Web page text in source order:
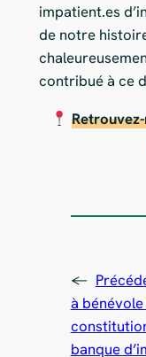
impatient.es
de notre
contribué à ce
←
à bénévole
banque